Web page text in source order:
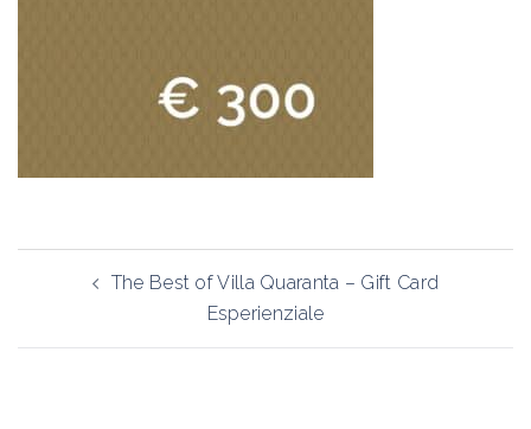
articoloThe Best of Villa Quaranta – Gift Card
Esperienziale